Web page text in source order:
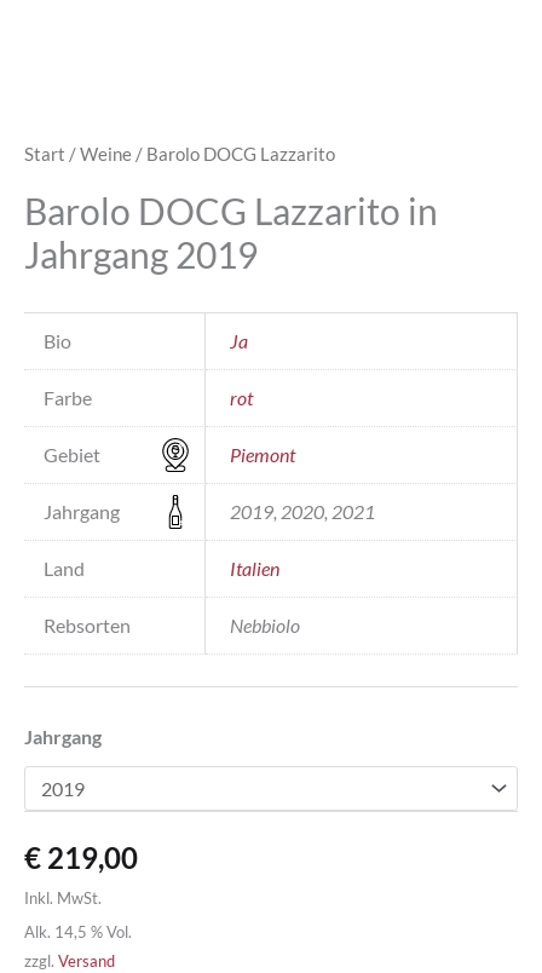
Start /Weine / Barolo DOCG Lazzarito
Barolo DOCG Lazzarito in
Jahrgang 2019
Bio Ja
Farbe rot
Gebiet Piemont
Jahrgang 2019, 2020, 2021
Land Italien
Rebsorten Nebbiolo
Jahrgang
€ 219,00
Inkl. MwSt.
Alk. 14,5 % Vol.
zzgl. Versand